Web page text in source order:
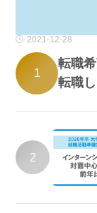
2021-12-28
1
転職
転職
2